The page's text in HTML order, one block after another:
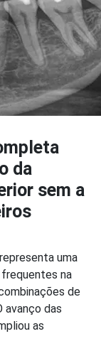
da
sem a
uma
na
de
das
as